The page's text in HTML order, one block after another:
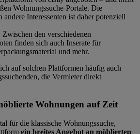
Wohnungssuche-Portale. Die
Interessenten ist daher potenziell
Zwischen den verschiedenen
finden sich auch Inserate für
und mehr.
auf solchen Plattformen häufig auch
die Vermieter direkt
Wohnungen auf Zeit
für die klassische Wohnungssuche,
ein breites Angebot an möblierten